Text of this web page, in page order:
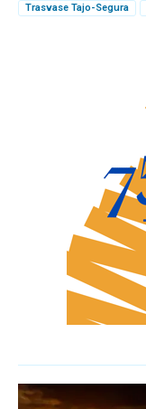
Trasvase Tajo-Segura